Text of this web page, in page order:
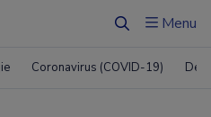
ZoekenMenu
Coronavirus (COVID-19)